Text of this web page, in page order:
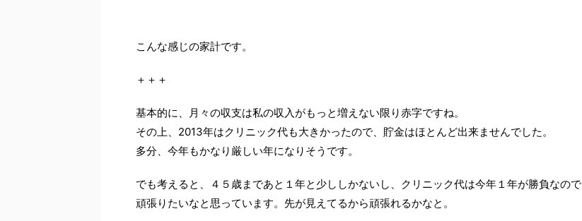
こんな感じの家計です。
＋＋＋
基本的に、月々の収支は私の収入がもっと増えない限り赤字ですね。
その上、2013年はクリニック代も大きかったので、貯金はほとんど出来ませんでした。
多分、今年もかなり厳しい年になりそうです。
でも考えると、４５歳まであと１年と少ししかないし、クリニック代は今年１年が勝負なので
頑張りたいなと思っています。先が見えてるから頑張れるかなと。